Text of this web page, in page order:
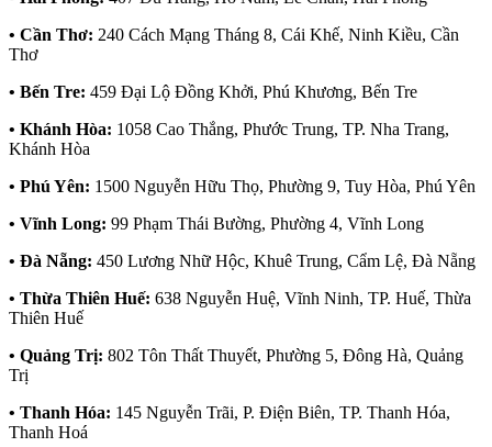
• Cần Thơ: 240 Cách Mạng Tháng 8, Cái Khế, Ninh Kiều, Cần
Thơ
• Bến Tre: 459 Đại Lộ Đồng Khởi, Phú Khương, Bến Tre
• Khánh Hòa: 1058 Cao Thắng, Phước Trung, TP. Nha Trang,
Khánh Hòa
• Phú Yên: 1500 Nguyễn Hữu Thọ, Phường 9, Tuy Hòa, Phú Yên
• Vĩnh Long: 99 Phạm Thái Bường, Phường 4, Vĩnh Long
• Đà Nẵng: 450 Lương Nhữ Hộc, Khuê Trung, Cẩm Lệ, Đà Nẵng
• Thừa Thiên Huế: 638 Nguyễn Huệ, Vĩnh Ninh, TP. Huế, Thừa
Thiên Huế
• Quảng Trị: 802 Tôn Thất Thuyết, Phường 5, Đông Hà, Quảng
Trị
• Thanh Hóa: 145 Nguyễn Trãi, P. Điện Biên, TP. Thanh Hóa,
Thanh Hoá